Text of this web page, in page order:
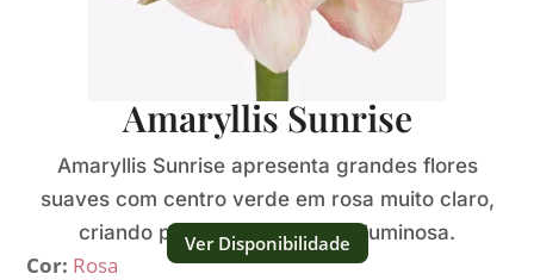
Amaryllis Sunrise
Amaryllis Sunrise apresenta grandes flores
suaves com centro verde em rosa muito claro,
criando presença delicada e luminosa.
Cor: Rosa
Ver Disponibilidade